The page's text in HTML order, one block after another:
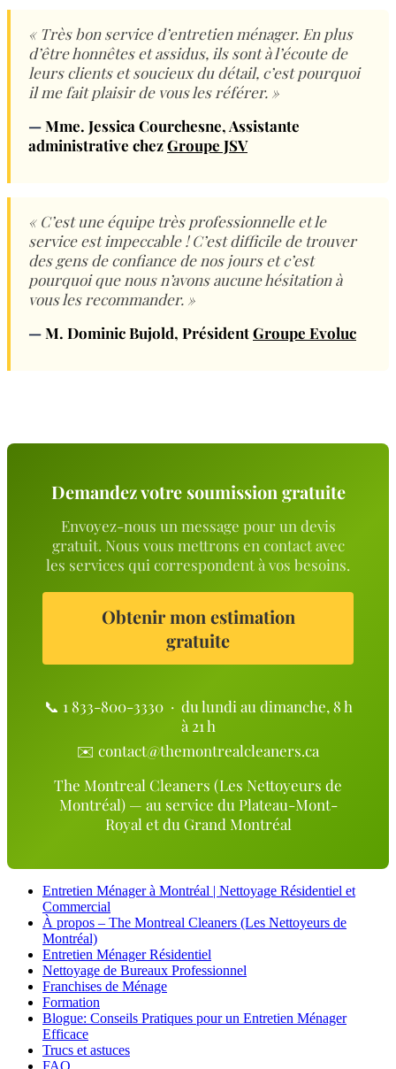
« Très bon service d’entretien ménager. En plus
d’être honnêtes et assidus, ils sont à l’écoute de
leurs clients et soucieux du détail, c’est pourquoi
il me fait plaisir de vous les référer. »
—Mme. Jessica Courchesne, Assistante
administrative chezGroupe JSV
« C’est une équipe très professionnelle et le
service est impeccable ! C’est difficile de trouver
des gens de confiance de nos jours et c’est
pourquoi que nous n’avons aucune hésitation à
vous les recommander. »
—M. Dominic Bujold, PrésidentGroupe Evoluc
Demandez votre soumission gratuite
Envoyez-nous un message pour un devis
gratuit. Nous vous mettrons en contact avec
les services qui correspondent à vos besoins.
Obtenir mon estimation
gratuite
📞 1 833-800-3330· du lundi au dimanche, 8 h
à 21 h
✉️ contact@themontrealcleaners.ca
The Montreal Cleaners (Les Nettoyeurs de
Montréal) — au service du Plateau-Mont-
Royal et du Grand Montréal
Entretien Ménager à Montréal | Nettoyage Résidentiel et
Commercial
À propos – The Montreal Cleaners (Les Nettoyeurs de
Montréal)
Entretien Ménager Résidentiel
Nettoyage de Bureaux Professionnel
Franchises de Ménage
Formation
Blogue: Conseils Pratiques pour un Entretien Ménager
Efficace
Trucs et astuces